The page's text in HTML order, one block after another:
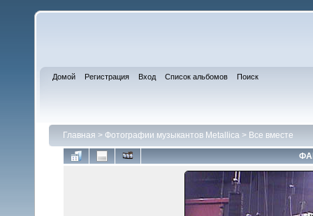
Домой Регистрация Вход Список альбомов Поиск
Главная > Фотографии музыкантов Metallica > Все вместе